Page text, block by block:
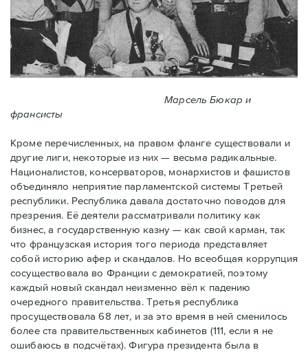
Марсель Бюкар и
франсисты
Кроме перечисленных, на правом фланге существовали и
другие лиги, некоторые из них — весьма радикальные.
Националистов, консерваторов, монархистов и фашистов
объединяло неприятие парламентской системы Третьей
республики. Республика давала достаточно поводов для
презрения. Её деятели рассматривали политику как
бизнес, а государственную казну — как свой карман, так
что французская история того периода представляет
собой историю афер и скандалов. Но всеобщая коррупция
сосуществовала во Франции с демократией, поэтому
каждый новый скандал неизменно вёл к падению
очередного правительства. Третья республика
просуществовала 68 лет, и за это время в ней сменилось
более ста правительственных кабинетов (111, если я не
ошибаюсь в подсчётах). Фигура президента была в